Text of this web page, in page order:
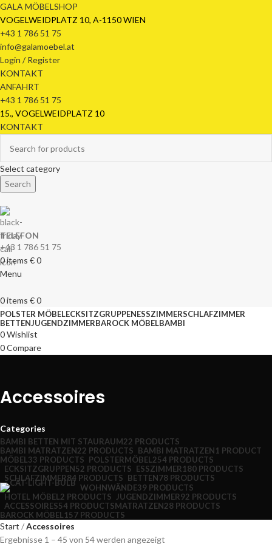
GALA MÖBELSHOP
VOGELWEIDPLATZ 10, A-1150 WIEN
+43 1 786 51 75
info@galamoebel.at
Login / Register
KONTAKT
ANFAHRT
+43 1 786 51 75
15., VOGELWEIDPLATZ 10
KONTAKT
Select category
Search
TELEFON
+43 1 786 51 75
0items €0
Menu
0items €0
POLSTER MÖBELECKSITZGRUPPENESSZIMMERSCHLAFZIMMER
BETTENJUGENDZIMMERBAROCK MÖBELBAMBI
0Wishlist
0Compare
Accessoires
Categories
BAMBI BETTEN MIT STAURAUM22 PRODUCTS
BAMBI MATRATZEN22 PRODUCTS BAMBI MATRATZEN1 PRODUCT
MÖBEL 33 PRODUCTS POLSTERMÖBEL 254 PRODUCTS
ECKSITZGRUPPEN52 PRODUCTS ESSZIMMER 180 PRODUCTS
SCHLAFZIMMER84 PRODUCTS BETTEN78 PRODUCTS
WOHNWÄNDE39 PRODUCTS
HOTEL MÖBEL 2 PRODUCTS JUGENDZIMMER92 PRODUCTS
ACCESSOIRES54 PRODUCTSMATRATZEN28 PRODUCTS
BAROCK MÖBEL 157 PRODUCTS
Start
Accessoires
Ergebnisse 1 – 45 von 54 werden angezeigt